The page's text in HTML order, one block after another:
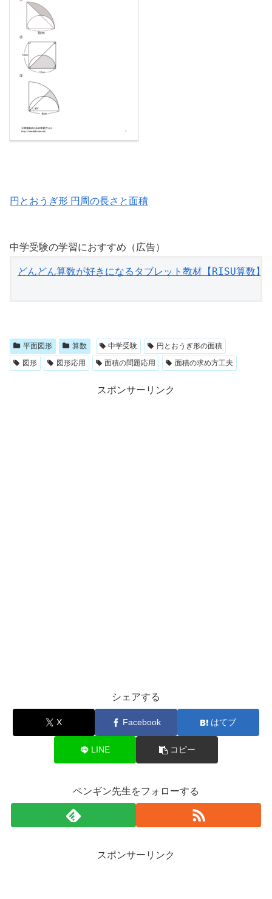
円とおうぎ形 円周の長さと面積
中学受験の学習におすすめ（広告）
どんどん算数が好きになるタブレット教材【RISU算数】
平面図形 算数 中学受験
円とおうぎ形の面積
図形
図形応用 面積の問題応用 面積の求め方工夫
スポンサーリンク
シェアする
X Facebook はてブ
LINE コピー
ペンギン先生をフォローする
スポンサーリンク